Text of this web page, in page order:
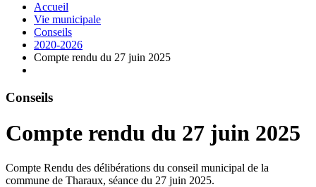
Accueil
Vie municipale
Conseils
2020-2026
Compte rendu du 27 juin 2025
Conseils
Compte rendu du 27 juin 2025
Compte Rendu des délibérations du conseil municipal de la
commune de Tharaux, séance du 27 juin 2025.